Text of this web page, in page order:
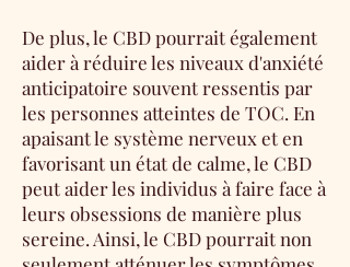
De plus, le CBD pourrait également
aider à réduire les niveaux d'anxiété
anticipatoire souvent ressentis par
les personnes atteintes de TOC. En
apaisant le système nerveux et en
favorisant un état de calme, le CBD
peut aider les individus à faire face à
leurs obsessions de manière plus
sereine. Ainsi, le CBD pourrait non